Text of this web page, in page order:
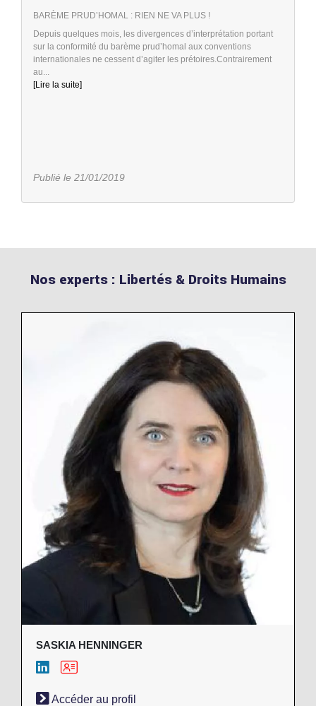
BARÈME PRUD’HOMAL : RIEN NE VA PLUS !
Depuis quelques mois, les divergences d’interprétation portant
sur la conformité du barème prud’homal aux conventions
internationales ne cessent d’agiter les prétoires.Contrairement
au...
[Lire la suite]
Publié le 21/01/2019
Nos experts : Libertés & Droits Humains
SASKIA HENNINGER
Accéder au profil